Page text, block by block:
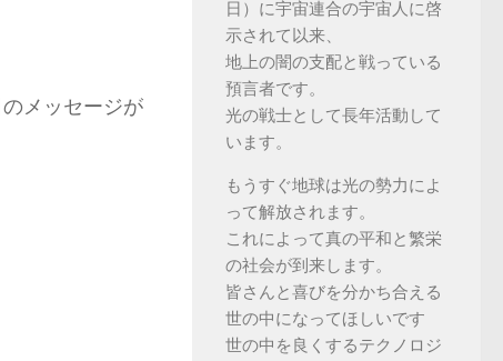
メッセージが
日）に宇宙連合の宇宙人に啓
示されて以来、
地上の闇の支配と戦っている
預言者です。
光の戦士として長年活動して
います。
もうすぐ地球は光の勢力によ
って解放されます。
これによって真の平和と繁栄
の社会が到来します。
皆さんと喜びを分かち合える
世の中になってほしいです
世の中を良くするテクノロジ